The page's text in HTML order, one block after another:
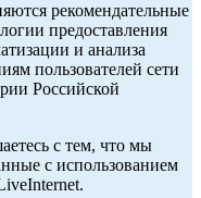
рекомендательные
предоставления
и анализа
пользователей сети
Российской
с тем, что мы
с использованием